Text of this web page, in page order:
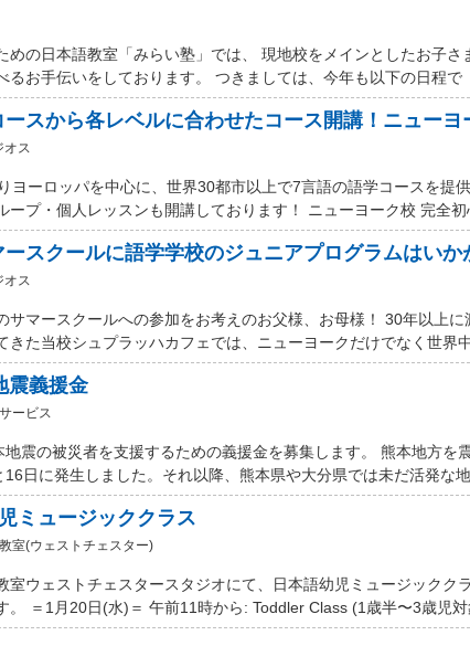
めの日本語教室「みらい塾」では、 現地校をメインとしたお子
るお手伝いをしております。 つきましては、今年も以下の日程で
スから各レベルに合わせたコース開講！ニューヨ
ス
ヨーロッパを中心に、世界30都市以上で7言語の語学コースを提
ープ・個人レッスンも開講しております！ ニューヨーク校 完全初
ースクールに語学学校のジュニアプログラムはいか
ス
サマースクールへの参加をお考えのお父様、お母様！ 30年以上
きた当校シュプラッハカフェでは、ニューヨークだけでなく世界
震義援金
ービス
地震の被災者を支援するための義援金を募集します。 熊本地方を
日に発生しました。それ以降、熊本県や大分県では未だ活発な
ミュージッククラス
室(ウェストチェスター)
室ウェストチェスタースタジオにて、日本語幼児ミュージックク
。 ＝1月20日(水)＝ 午前11時から: Toddler Class (1歳半〜3歳児対